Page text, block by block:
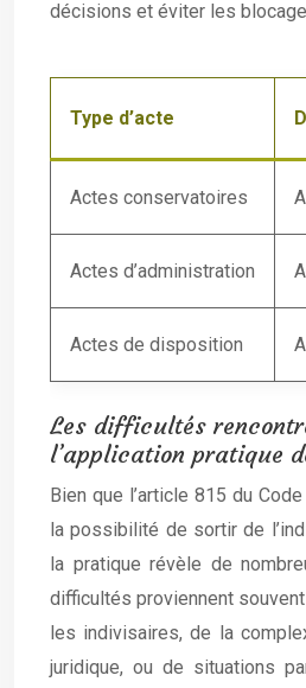
décisions et éviter les
Type d’acte
Actes conservatoires
Actes d’administration
Actes de disposition
Les difficultés
l’application pratique
Bien que l’article 815 du
la possibilité de sortir de
la pratique révèle de
difficultés proviennent
les indivisaires, de la
juridique, ou de situations